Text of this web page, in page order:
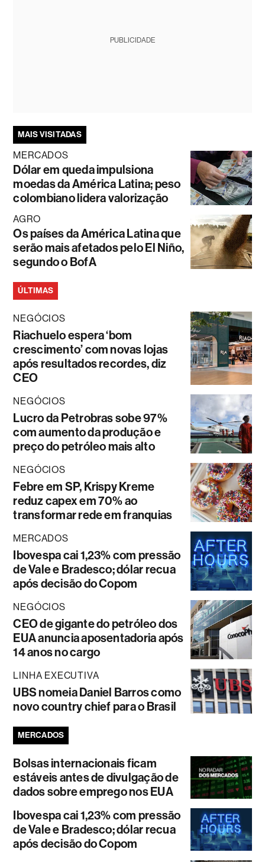
PUBLICIDADE
MAIS VISITADAS
MERCADOS
Dólar em queda impulsiona
moedas da América Latina; peso
colombiano lidera valorização
AGRO
Os países da América Latina que
serão mais afetados pelo El Niño,
segundo o BofA
ÚLTIMAS
NEGÓCIOS
Riachuelo espera ‘bom
crescimento’ com novas lojas
após resultados recordes, diz
CEO
NEGÓCIOS
Lucro da Petrobras sobe 97%
com aumento da produção e
preço do petróleo mais alto
NEGÓCIOS
Febre em SP, Krispy Kreme
reduz capex em 70% ao
transformar rede em franquias
MERCADOS
Ibovespa cai 1,23% com pressão
de Vale e Bradesco; dólar recua
após decisão do Copom
NEGÓCIOS
CEO de gigante do petróleo dos
EUA anuncia aposentadoria após
14 anos no cargo
LINHA EXECUTIVA
UBS nomeia Daniel Barros como
novo country chief para o Brasil
MERCADOS
Bolsas internacionais ficam
estáveis antes de divulgação de
dados sobre emprego nos EUA
Ibovespa cai 1,23% com pressão
de Vale e Bradesco; dólar recua
após decisão do Copom